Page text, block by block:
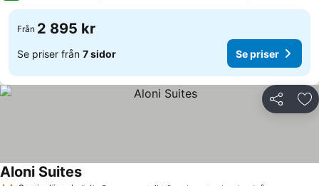
Från 2 895 kr
Se priser från 7 sidor Se priser
Dela
Aloni Suites